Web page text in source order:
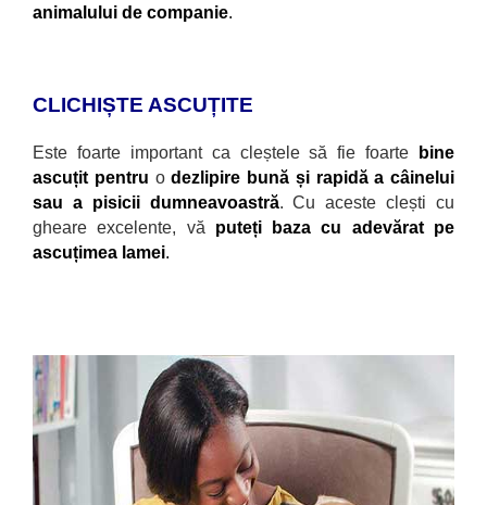
animalului de companie.
CLICHIȘTE ASCUȚITE
Este foarte important ca cleștele să fie foarte
bine
ascuțit pentru odezlipire bună și rapidă a câinelui
sau a pisicii dumneavoastră. Cu aceste clești cu
gheare excelente, vă puteți baza cu adevărat pe
ascuțimea lamei.